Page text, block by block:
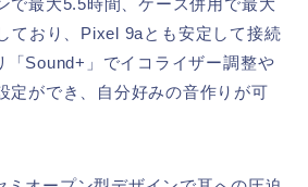
で最大5.5時間、ケース併用で最大
ており、Pixel 9aとも安定して接続
「Sound+」でイコライザー調整や
定ができ、自分好みの音作りが可